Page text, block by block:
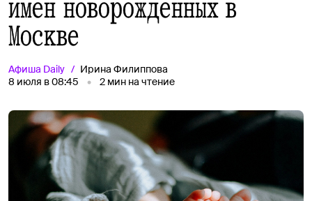
имен новорожденных в
Москве
Афиша Daily
Ирина Филиппова
8 июля в 08:45
2 мин на чтение